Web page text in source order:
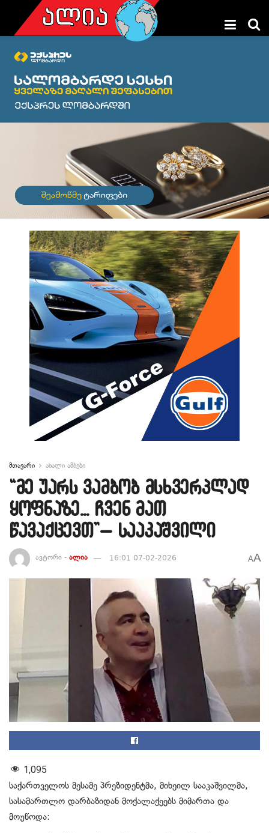
მთავარი ახალი ამბები
“მე უარს ვამბობ მსხვერპლად
ყოფნაზე… ჩვენ მათ
წავაქცევთ”– სააკაშვილი
ავტორი - ალია 16:01 07-02-2026 AA
1,095
საქართველოს მესამე პრეზიდენტმა, მიხეილ სააკაშვილმა,
სასამართლო დარბაზიდან მოქალაქეებს მიმართა და
მოუწოდა: